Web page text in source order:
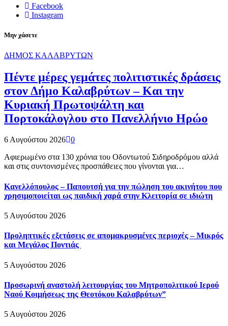
Facebook
Instagram
Μην χάσετε
ΔΗΜΟΣ ΚΑΛΑΒΡΥΤΩΝ
Πέντε μέρες γεμάτες πολιτιστικές δράσεις
στον Δήμο Καλαβρύτων – Και την
Κυριακή Πρωτοψάλτη και
Πορτοκάλογλου στο Πανελλήνιο Ηρώο
6 Αυγούστου 2026 0
Αφιερωμένο στα 130 χρόνια του Οδοντωτού Σιδηροδρόμου αλλά
και στις συντονισμένες προσπάθειες που γίνονται για…
Κανελλόπουλος – Παπουτσή για την πώληση του ακινήτου που
χρησιμοποιείται ως παιδική χαρά στην Κλειτορία σε ιδιώτη
5 Αυγούστου 2026
Προληπτικές εξετάσεις σε απομακρυσμένες περιοχές – Μικρός
και Μεγάλος Ποντιάς
5 Αυγούστου 2026
Προσωρινή αναστολή λειτουργίας του Μητροπολιτικού Ιερού
Ναού Κοιμήσεως της Θεοτόκου Καλαβρύτων”
5 Αυγούστου 2026